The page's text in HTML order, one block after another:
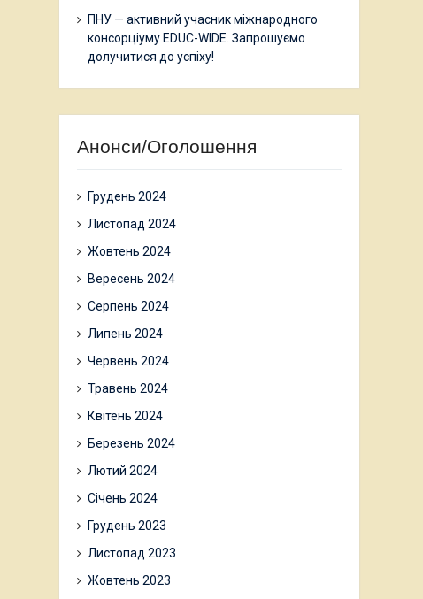
ПНУ — активний учасник міжнародного
консорціуму EDUC-WIDE. Запрошуємо
долучитися до успіху!
Анонси/Оголошення
Грудень 2024
Листопад 2024
Жовтень 2024
Вересень 2024
Серпень 2024
Липень 2024
Червень 2024
Травень 2024
Квітень 2024
Березень 2024
Лютий 2024
Січень 2024
Грудень 2023
Листопад 2023
Жовтень 2023